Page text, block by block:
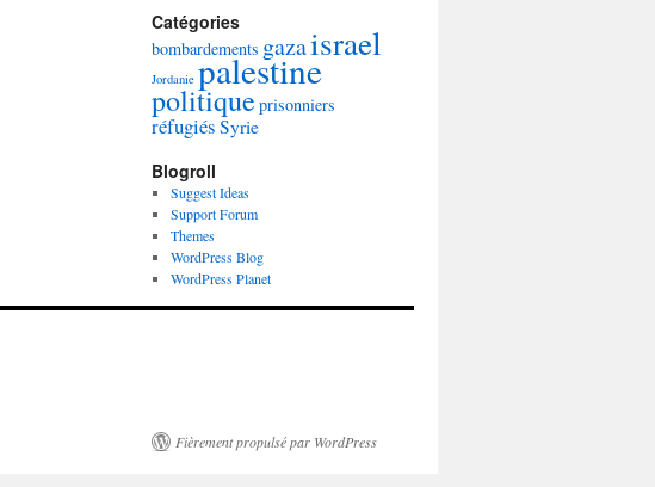
Catégories
bombardements gazaisrael
Jordanie palestine
politique prisonniers
réfugiés Syrie
Blogroll
Suggest Ideas
Support Forum
Themes
WordPress Blog
WordPress Planet
Fièrement propulsé par WordPress